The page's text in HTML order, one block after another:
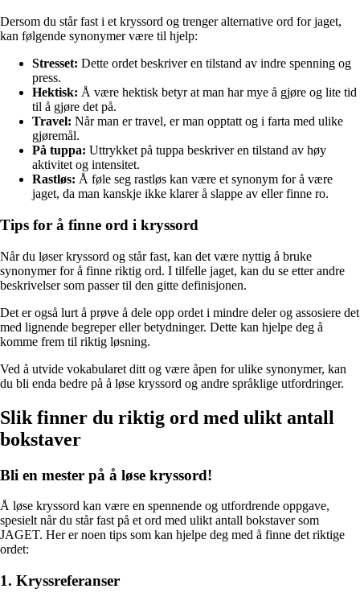
Dersom du står fast i et kryssord og trenger alternative ord for jaget,
kan følgende synonymer være til hjelp:
Stresset: Dette ordet beskriver en tilstand av indre spenning og
press.
Hektisk: Å være hektisk betyr at man har mye å gjøre og lite tid
til å gjøre det på.
Travel: Når man er travel, er man opptatt og i farta med ulike
gjøremål.
På tuppa: Uttrykket på tuppa beskriver en tilstand av høy
aktivitet og intensitet.
Rastløs: Å føle seg rastløs kan være et synonym for å være
jaget, da man kanskje ikke klarer å slappe av eller finne ro.
Tips for å finne ord i kryssord
Når du løser kryssord og står fast, kan det være nyttig å bruke
synonymer for å finne riktig ord. I tilfelle jaget, kan du se etter andre
beskrivelser som passer til den gitte definisjonen.
Det er også lurt å prøve å dele opp ordet i mindre deler og assosiere det
med lignende begreper eller betydninger. Dette kan hjelpe deg å
komme frem til riktig løsning.
Ved å utvide vokabularet ditt og være åpen for ulike synonymer, kan
du bli enda bedre på å løse kryssord og andre språklige utfordringer.
Slik finner du riktig ord med ulikt antall
bokstaver
Bli en mester på å løse kryssord!
Å løse kryssord kan være en spennende og utfordrende oppgave,
spesielt når du står fast på et ord med ulikt antall bokstaver som
JAGET. Her er noen tips som kan hjelpe deg med å finne det riktige
ordet:
1. Kryssreferanser